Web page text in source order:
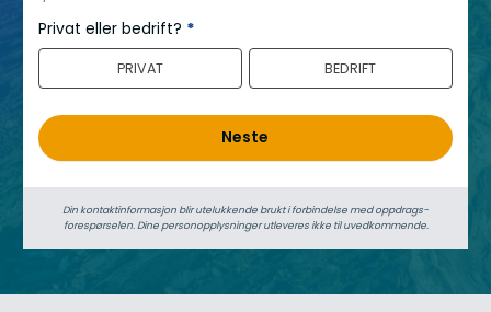
e
r
Privat eller bedrift? *
PRIVAT BEDRIFT
Neste
Din kontaktinformasjon blir utelukkende brukt i forbindelse med oppdrags­
forespørselen. Dine person­­opplysninger utleveres ikke til uvedkommende.